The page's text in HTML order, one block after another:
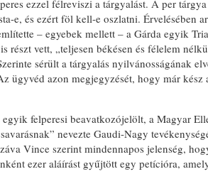
ezzel félreviszi a tárgyalást. A per
e, és ezért föl kell-e oszlatni. Érvelésében
– egyebek mellett – a Gárda egyik
részt vett, „teljesen békésen és félelem
sérült a tárgyalás nyilvánosságának
ügyvéd azon megjegyzését, hogy már
felperesi beavatkozójelölt, a Magyar
nevezte Gaudi-Nagy
Vince szerint mindennapos jelenség,
ezer aláírást gyűjtött egy petícióra,